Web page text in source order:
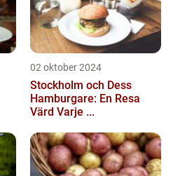
02 oktober 2024
Stockholm och Dess
Hamburgare: En Resa
Värd Varje ...